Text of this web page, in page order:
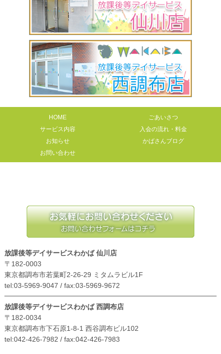
HOME
ごあいさつ
サービス内容
入会の流れ・料金
お知らせ
かばさんブログ
お問い合わせ
放課後等デイサービスわかば 仙川店
〒182-0003
東京都調布市若葉町2-26-29 ミタムラビル1F
tel:03-5969-9047 / fax:03-5969-9672
放課後等デイサービスわかば 西調布店
〒182-0034
東京都調布市下石原1-8-1 西谷調布ビル102
tel:042-426-7982 / fax:042-426-7983